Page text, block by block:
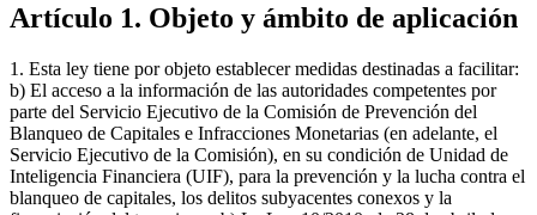
Artículo 1. Objeto y ámbito de aplicación
1. Esta ley tiene por objeto establecer medidas destinadas a facilitar:
b) El acceso a la información de las autoridades competentes por
parte del Servicio Ejecutivo de la Comisión de Prevención del
Blanqueo de Capitales e Infracciones Monetarias (en adelante, el
Servicio Ejecutivo de la Comisión), en su condición de Unidad de
Inteligencia Financiera (UIF), para la prevención y la lucha contra el
blanqueo de capitales, los delitos subyacentes conexos y la